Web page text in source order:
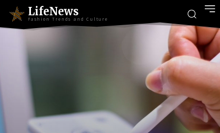
LifeNews
Fashion Trends and Culture